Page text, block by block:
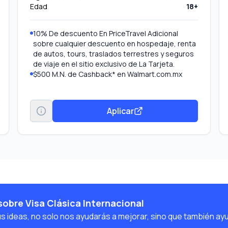
Edad
18+
10% De descuento En PriceTravel Adicional
sobre cualquier descuento en hospedaje, renta
de autos, tours, traslados terrestres y seguros
de viaje en el sitio exclusivo de La Tarjeta.
$500 M.N. de Cashback* en Walmart.com.mx
de Cuenta al hacer un gasto acumulado de
$3,500 M.N en Walmart.com.mx y tiendas
Walmart Express, hasta 3 veces durante la
vigencia del beneficio.
Cuenta, Comprar en línea, obtener Certificados
10% de Descuento en PriceTravel. Adicional
sobre cualquier descuento en hospedaje, renta
Aplicar
Visa Clásica Internacional
no solo nos ayudarás a mejorar, sino que también